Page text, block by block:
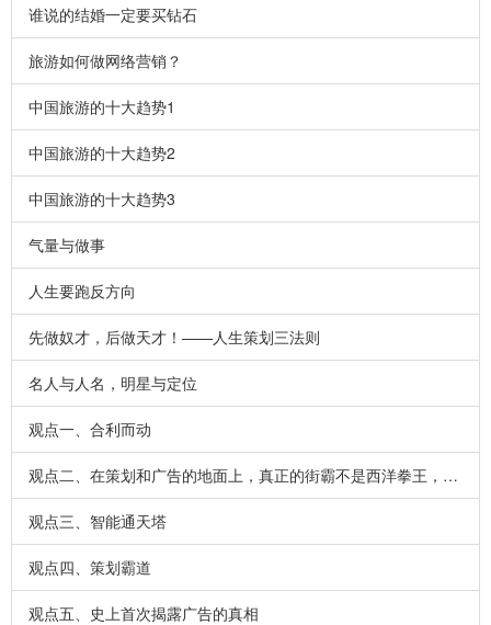
谁说的结婚一定要买钻石
旅游如何做网络营销？
中国旅游的十大趋势1
中国旅游的十大趋势2
中国旅游的十大趋势3
气量与做事
人生要跑反方向
先做奴才，后做天才！——人生策划三法则
名人与人名，明星与定位
观点一、合利而动
观点二、在策划和广告的地面上，真正的街霸不是西洋拳王，不是气功大师，而是黑市拳手
观点三、智能通天塔
观点四、策划霸道
观点五、史上首次揭露广告的真相